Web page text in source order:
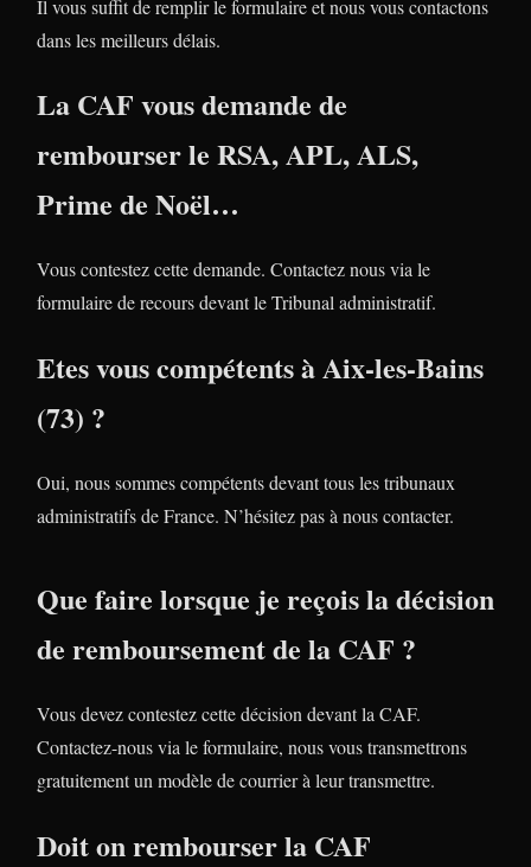
Il vous suffit de remplir le formulaire et nous vous contactons
dans les meilleurs délais.
La CAF vous demande de
rembourser le RSA, APL, ALS,
Prime de Noël…
Vous contestez cette demande. Contactez nous via le
formulaire de recours devant le Tribunal administratif.
Etes vous compétents à Aix-les-Bains
(73) ?
Oui, nous sommes compétents devant tous les tribunaux
administratifs de France. N’hésitez pas à nous contacter.
Que faire lorsque je reçois la décision
de remboursement de la CAF ?
Vous devez contestez cette décision devant la CAF.
Contactez-nous via le formulaire, nous vous transmettrons
gratuitement un modèle de courrier à leur transmettre.
Doit on rembourser la CAF